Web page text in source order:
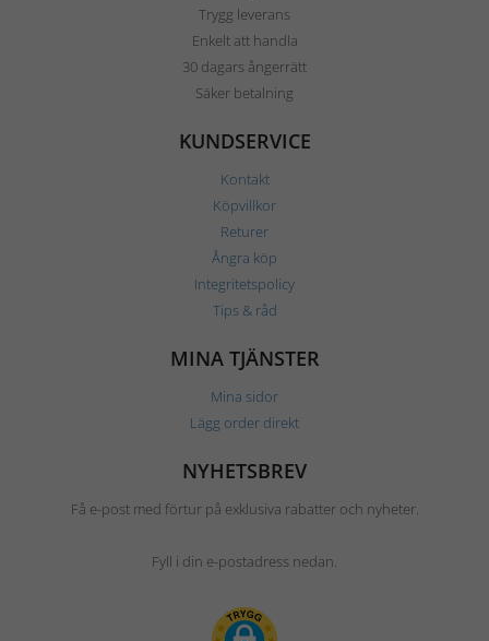
Trygg leverans
Enkelt att handla
30 dagars ångerrätt
Säker betalning
KUNDSERVICE
Kontakt
Köpvillkor
Returer
Ångra köp
Integritetspolicy
Tips & råd
MINA TJÄNSTER
Mina sidor
Lägg order direkt
NYHETSBREV
Få e-post med förtur på exklusiva rabatter och nyheter.
Fyll i din e-postadress nedan.